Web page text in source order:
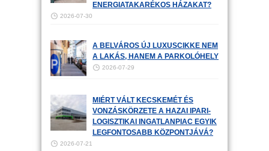
ENERGIATAKARÉKOS HÁZAKAT?
2026-07-30
A BELVÁROS ÚJ LUXUSCIKKE NEM
A LAKÁS, HANEM A PARKOLÓHELY
2026-07-29
MIÉRT VÁLT KECSKEMÉT ÉS
VONZÁSKÖRZETE A HAZAI IPARI-
LOGISZTIKAI INGATLANPIAC EGYIK
LEGFONTOSABB KÖZPONTJÁVÁ?
2026-07-21